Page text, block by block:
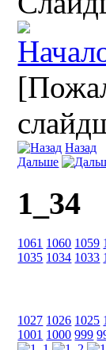
Назад
Дальше
1_34
1061 1060 1059
1035 1034 1033
1027 1026 1025
1001 1000 999